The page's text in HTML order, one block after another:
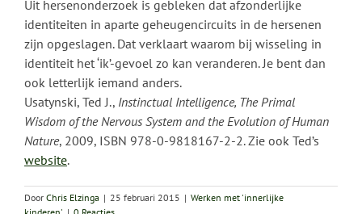
Uit hersenonderzoek is gebleken dat afzonderlijke
identiteiten in aparte geheugencircuits in de hersenen
zijn opgeslagen. Dat verklaart waarom bij wisseling in
identiteit het ‘ik’-gevoel zo kan veranderen. Je bent dan
ook letterlijk iemand anders.
Usatynski, Ted J., Instinctual Intelligence, The Primal
Wisdom of the Nervous System and the Evolution of Human
Nature, 2009, ISBN 978-0-9818167-2-2. Zie ook Ted’s
website.
Door Chris Elzinga | 25 februari 2015 | Werken met 'innerlijke